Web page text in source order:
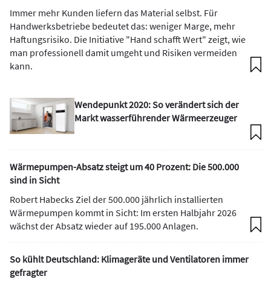
Immer mehr Kunden liefern das Material selbst. Für
Handwerksbetriebe bedeutet das: weniger Marge, mehr
Haftungsrisiko. Die Initiative "Hand schafft Wert" zeigt, wie
man professionell damit umgeht und Risiken vermeiden
kann.
Wendepunkt 2020: So verändert sich der
Markt wasser­führender Wärmeerzeuger
Wärmepumpen-Absatz steigt um 40 Prozent: Die 500.000
sind in Sicht
Robert Habecks Ziel der 500.000 jährlich installierten
Wärmepumpen kommt in Sicht: Im ersten Halbjahr 2026
wächst der Absatz wieder auf 195.000 Anlagen.
So kühlt Deutschland: Klimageräte und Ventilatoren immer
gefragter